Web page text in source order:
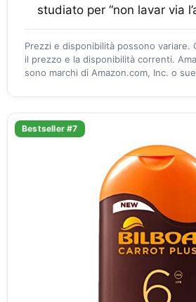
studiato per “non lavar via
Prezzi e disponibilità possono variare.
il prezzo e la disponibilità correnti.
sono marchi di Amazon.com, Inc. o
Bestseller #7